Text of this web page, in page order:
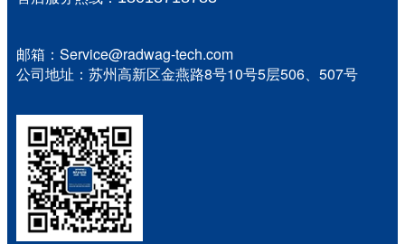
邮箱：Service@radwag-tech.com
公司地址：苏州高新区金燕路8号10号5层506、507号